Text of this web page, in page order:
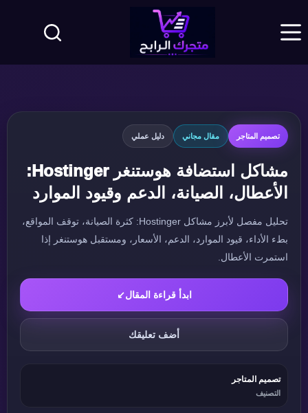
المحتوى
تصميم المتاجر مقال مجاني دليل عملي
مشاكل استضافة هوستنغر Hostinger:
الأعطال، الصيانة، الدعم وقيود الموارد
تحليل مفصل لأبرز مشاكل Hostinger: كثرة الصيانة، توقف المواقع،
بطء الأداء، قيود الموارد، الدعم، الأسعار، ومستقبل هوستنغر إذا
استمرت الأعطال.
ابدأ قراءة المقال↙
أضف تعليقك
تصميم المتاجر
التصنيف